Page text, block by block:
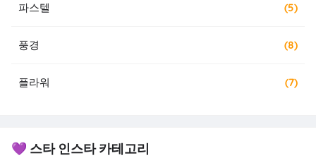
파스텔 (5)
풍경 (8)
플라워 (7)
💜 스타 인스타 카테고리